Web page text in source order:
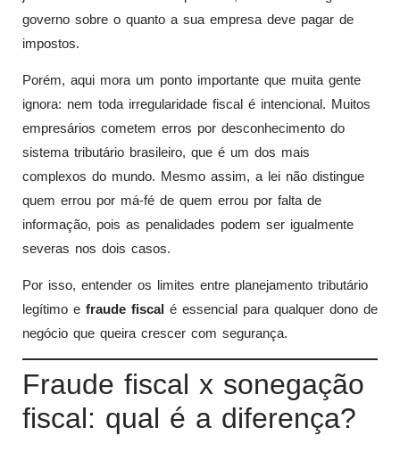
governo sobre o quanto a sua empresa deve pagar de
impostos.
Porém, aqui mora um ponto importante que muita gente
ignora: nem toda irregularidade fiscal é intencional. Muitos
empresários cometem erros por desconhecimento do
sistema tributário brasileiro, que é um dos mais
complexos do mundo. Mesmo assim, a lei não distingue
quem errou por má-fé de quem errou por falta de
informação, pois as penalidades podem ser igualmente
severas nos dois casos.
Por isso, entender os limites entre planejamento tributário
legítimo e fraude fiscal é essencial para qualquer dono de
negócio que queira crescer com segurança.
Fraude fiscal x sonegação
fiscal: qual é a diferença?